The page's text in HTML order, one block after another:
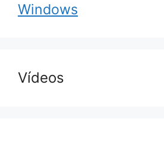
Windows
Vídeos